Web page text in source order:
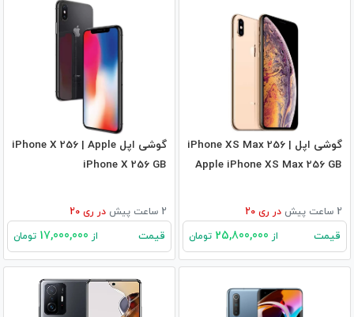
گوشی اپل iPhone XS Max 256 |
Apple iPhone XS Max 256 GB
2 ساعت پیش در ری 20
قیمت از تومان
گوشی اپل iPhone X 256 | Apple
iPhone X 256 GB
2 ساعت پیش در ری 20
قیمت از تومان